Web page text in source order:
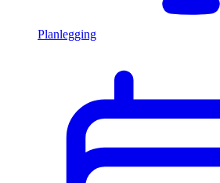
Planlegging